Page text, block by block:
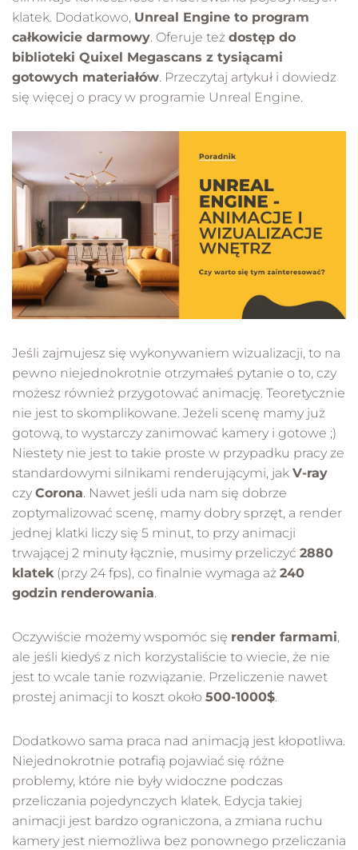
klatek. Dodatkowo, Unreal Engine to program
całkowicie darmowy. Oferuje też dostęp do
biblioteki Quixel Megascans z tysiącami
gotowych materiałów. Przeczytaj artykuł i dowiedz
się więcej o pracy w programie Unreal Engine.
Jeśli zajmujesz się wykonywaniem wizualizacji, to na
pewno niejednokrotnie otrzymałeś pytanie o to, czy
możesz również przygotować animację. Teoretycznie
nie jest to skomplikowane. Jeżeli scenę mamy już
gotową, to wystarczy zanimować kamery i gotowe ;)
Niestety nie jest to takie proste w przypadku pracy ze
standardowymi silnikami renderującymi, jak V-ray
czy Corona. Nawet jeśli uda nam się dobrze
zoptymalizować scenę, mamy dobry sprzęt, a render
jednej klatki liczy się 5 minut, to przy animacji
trwającej 2 minuty łącznie, musimy przeliczyć 2880
klatek(przy 24 fps), co finalnie wymaga aż 240
godzin renderowania.
Oczywiście możemy wspomóc się render farmami,
ale jeśli kiedyś z nich korzystaliście to wiecie, że nie
jest to wcale tanie rozwiązanie. Przeliczenie nawet
prostej animacji to koszt około 500-1000$.
Dodatkowo sama praca nad animacją jest kłopotliwa.
Niejednokrotnie potrafią pojawiać się różne
problemy, które nie były widoczne podczas
przeliczania pojedynczych klatek. Edycja takiej
animacji jest bardzo ograniczona, a zmiana ruchu
kamery jest niemożliwa bez ponownego przeliczania